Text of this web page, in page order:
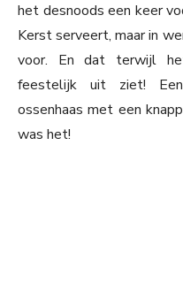
het desnoods een keer
Kerst serveert, maar in
voor. En dat terwijl
feestelijk uit ziet!
ossenhaas met een
was het!